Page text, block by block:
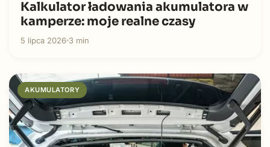
Kalkulator ładowania akumulatora w
kamperze: moje realne czasy
5 lipca 2026 3 min
AKUMULATORY